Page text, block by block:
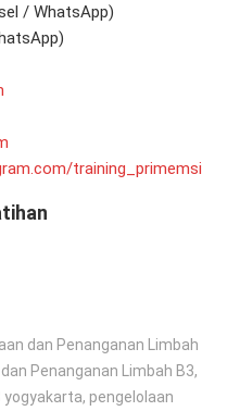
/ WhatsApp)
training_primemsi
dan Penanganan Limbah
Penanganan Limbah B3,
yogyakarta, pengelolaan